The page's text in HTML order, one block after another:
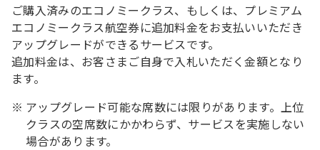
ご購入済みのエコノミークラス、もしくは、プレミアム
エコノミークラス航空券に追加料金をお支払いいただき
アップグレードができるサービスです。
追加料金は、お客さまご自身で入札いただく金額となり
ます。
アップグレード可能な席数には限りがあります。上位
クラスの空席数にかかわらず、サービスを実施しない
場合があります。